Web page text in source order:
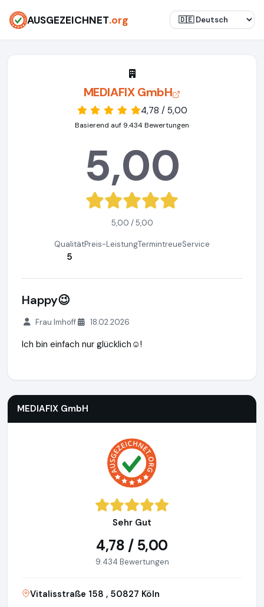
AUSGEZEICHNET.org
MEDIAFIX GmbH
4,78 / 5,00
Basierend auf 9.434 Bewertungen
5,00
5,00 / 5,00
Qualität
5
Preis-LeistungTermintreueService
Happy😉
Frau Imhoff 18.02.2026
Ich bin einfach nur glücklich☺️!
MEDIAFIX GmbH
Sehr Gut
4,78 / 5,00
9.434 Bewertungen
Vitalisstraße 158 , 50827 Köln